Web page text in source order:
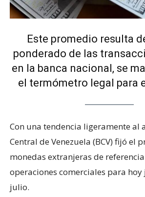
Este promedio resulta
ponderado de las
en la banca nacional, se
el termómetro legal para
Con una tendencia ligeramente al
Central de Venezuela (BCV) fijó el
monedas extranjeras de
operaciones comerciales para hoy
julio.